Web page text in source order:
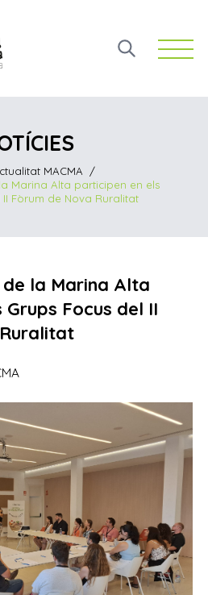
Open
MACMA
/
Marina Alta participen en els
II Fòrum de Nova Ruralitat
la Marina Alta
Focus del II